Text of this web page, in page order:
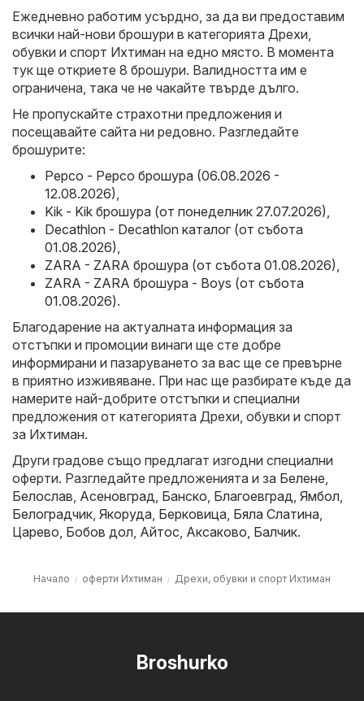
Ежедневно работим усърдно, за да ви предоставим
всички най-нови брошури в категорията Дрехи,
обувки и спорт Ихтиман на едно място. В момента
тук ще откриете 8 брошури. Валидността им е
ограничена, така че не чакайте твърде дълго.
Не пропускайте страхотни предложения и
посещавайте сайта ни редовно. Разгледайте
брошурите:
Pepco - Pepco брошура (06.08.2026 -
12.08.2026),
Kik - Kik брошура (от понеделник 27.07.2026),
Decathlon - Decathlon каталог (от събота
01.08.2026),
ZARA - ZARA брошура (от събота 01.08.2026),
ZARA - ZARA брошура - Boys (от събота
01.08.2026).
Благодарение на актуалната информация за
отстъпки и промоции винаги ще сте добре
информирани и пазаруването за вас ще се превърне
в приятно изживяване. При нас ще разбирате къде да
намерите най-добрите отстъпки и специални
предложения от категорията Дрехи, обувки и спорт
за Ихтиман.
Други градове също предлагат изгодни специални
оферти. Разгледайте предложенията и за Белене,
Белослав, Асеновград, Банско, Благоевград, Ямбол,
Белоградчик, Якоруда, Берковица, Бяла Слатина,
Царево, Бобов дол, Айтос, Аксаково, Балчик.
Начало оферти Ихтиман Дрехи, обувки и спорт Ихтиман
Broshurko